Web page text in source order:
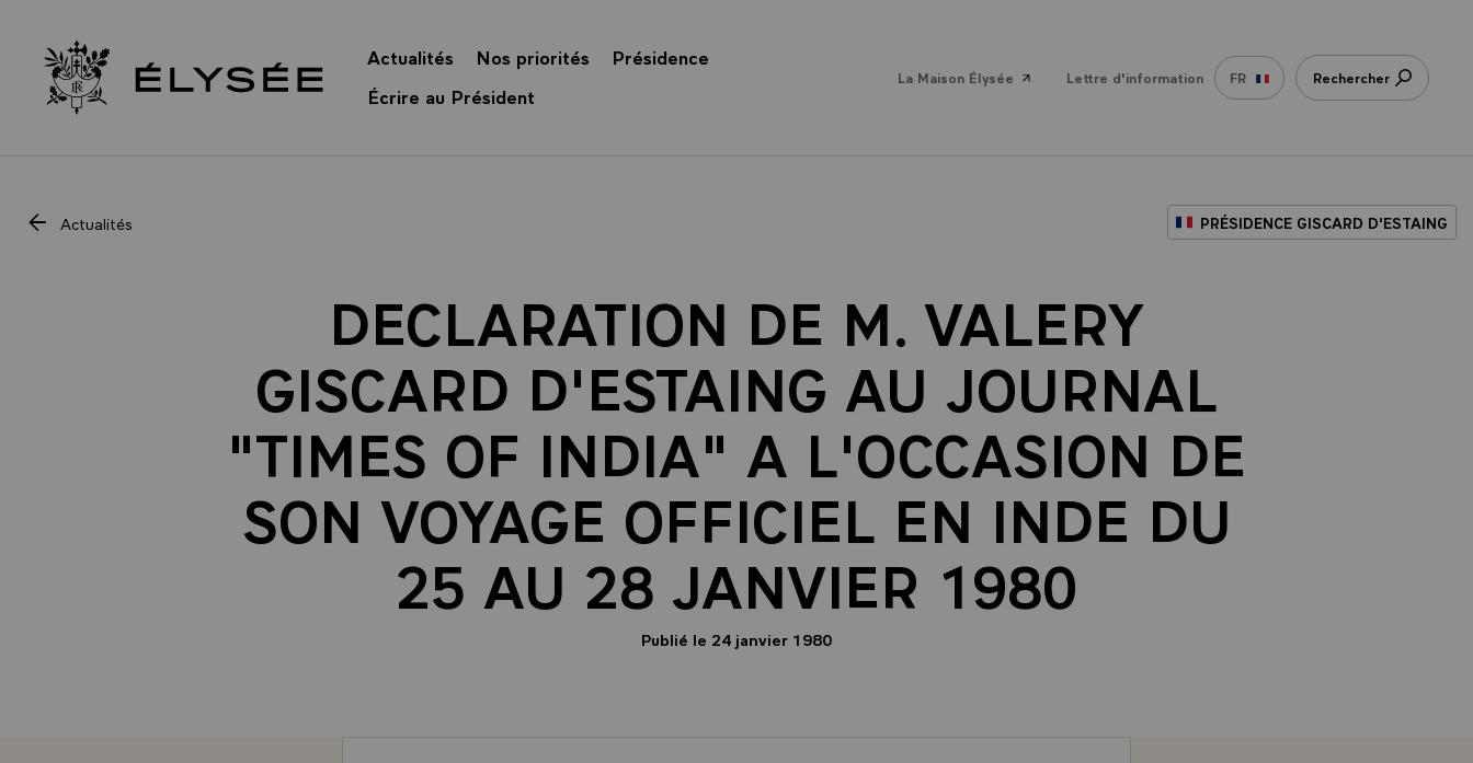
Retour à l’accueil Élysée
Actualités Nos priorités
Présidence
Écrire au Président
La Maison Élysée Lettre d'information FR Rechercher
Actualités PRÉSIDENCE GISCARD D'ESTAING
DECLARATION DE M. VALERY
GISCARD D'ESTAING AU JOURNAL
"TIMES OF INDIA" A L'OCCASION DE
SON VOYAGE OFFICIEL EN INDE DU
25 AU 28 JANVIER 1980
Publié le 24 janvier 1980